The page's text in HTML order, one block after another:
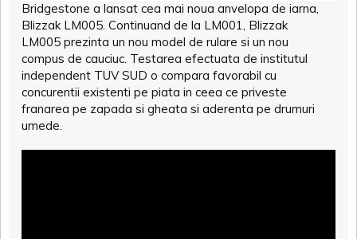
Bridgestone a lansat cea mai noua anvelopa de iarna,
Blizzak LM005. Continuand de la LM001, Blizzak
LM005 prezinta un nou model de rulare si un nou
compus de cauciuc. Testarea efectuata de institutul
independent TUV SUD o compara favorabil cu
concurentii existenti pe piata in ceea ce priveste
franarea pe zapada si gheata si aderenta pe drumuri
umede.